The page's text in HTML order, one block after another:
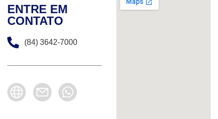
ENTRE EM
CONTATO
(84) 3642-7000